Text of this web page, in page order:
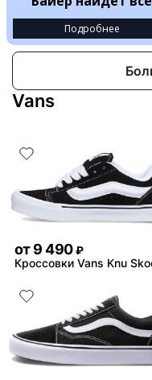
Подробнее
Vans
от9 490 ₽
Кроссовки Vans Knu